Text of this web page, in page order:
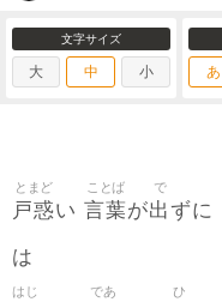
文字サイズ
大 中 小 あ
戸惑
とまど
い 言葉
ことば
が出
で
ずに
は
はじ であ ひ